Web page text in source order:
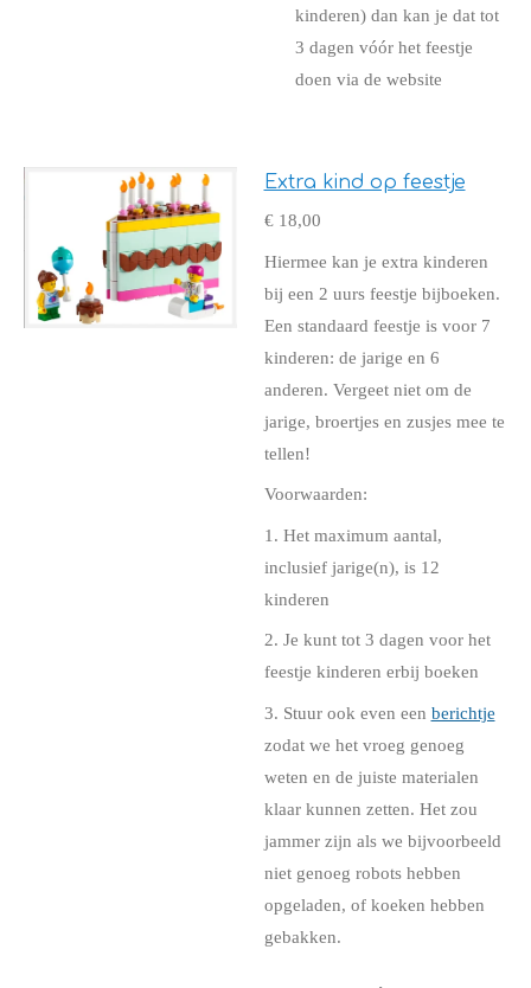
kinderen) dan kan je dat tot
3 dagen vóór het feestje
doen via de website
Extra kind op feestje
€ 18,00
Hiermee kan je extra kinderen
bij een 2 uurs feestje bijboeken.
Een standaard feestje is voor 7
kinderen: de jarige en 6
anderen. Vergeet niet om de
jarige, broertjes en zusjes mee te
tellen!
Voorwaarden:
1. Het maximum aantal,
inclusief jarige(n), is 12
kinderen
2. Je kunt tot 3 dagen voor het
feestje kinderen erbij boeken
3. Stuur ook even een berichtje
zodat we het vroeg genoeg
weten en de juiste materialen
klaar kunnen zetten. Het zou
jammer zijn als we bijvoorbeeld
niet genoeg robots hebben
opgeladen, of koeken hebben
gebakken.